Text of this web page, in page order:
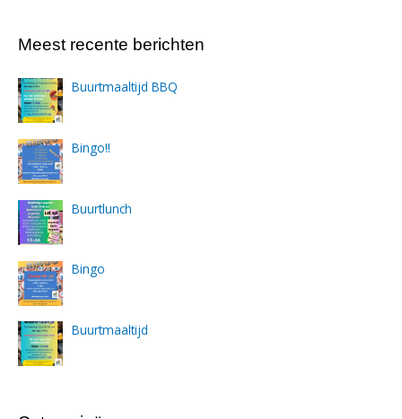
Meest recente berichten
Buurtmaaltijd BBQ
Bingo!!
Buurtlunch
Bingo
Buurtmaaltijd